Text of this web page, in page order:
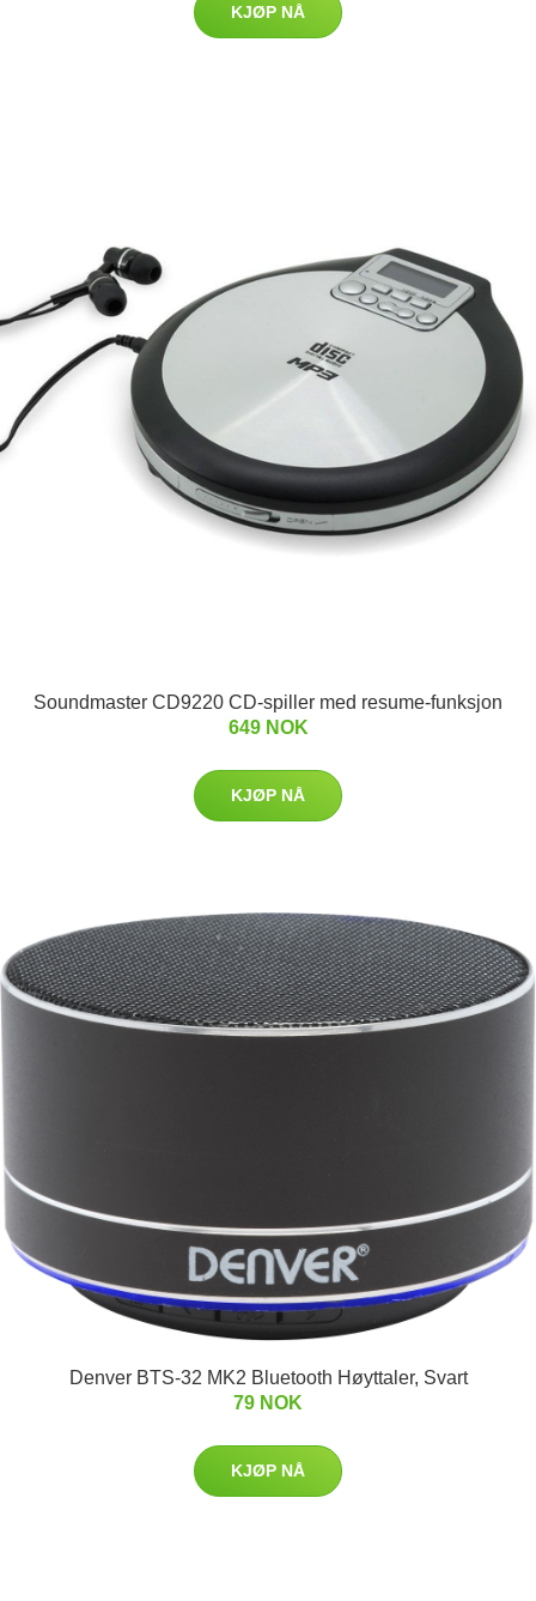
KJØP NÅ
Soundmaster CD9220 CD-spiller med resume-funksjon
649 NOK
KJØP NÅ
Denver BTS-32 MK2 Bluetooth Høyttaler, Svart
79 NOK
KJØP NÅ